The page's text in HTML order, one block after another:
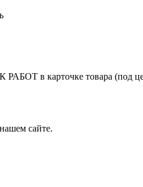
в карточке товара (под
сайте.